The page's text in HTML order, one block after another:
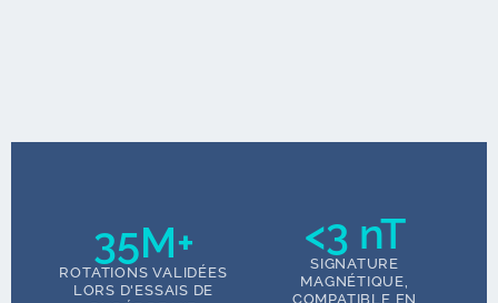
35M+
ROTATIONS VALIDÉES
LORS D'ESSAIS DE
<3 nT
SIGNATURE
MAGNÉTIQUE,
COMPATIBLE EN